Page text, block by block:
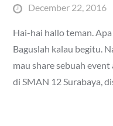
PostedDecember 22, 2016
Hai-hai hallo teman.
Baguslah kalau begitu.
mau share sebuah
di SMAN 12 Surabaya,